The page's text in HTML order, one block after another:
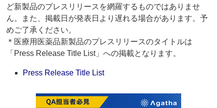
ど新製品のプレスリリースを網羅するものではありませ
ん。また、掲載日が発表日より遅れる場合があります。予
めご了承ください。
＊医療用医薬品新製品のプレスリリースのタイトルは
「Press Release Title List」への掲載となります。
Press Release Title List